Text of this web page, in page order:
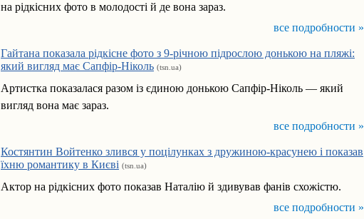
на рідкісних фото в молодості й де вона зараз.
все подробности »
Гайтана показала рідкісне фото з 9-річною підрослою донькою на пляжі:
який вигляд має Сапфір-Ніколь (tsn.ua)
Артистка показалася разом із єдиною донькою Сапфір-Ніколь — який
вигляд вона має зараз.
все подробности »
Костянтин Войтенко злився у поцілунках з дружиною-красунею і показав
їхню романтику в Києві (tsn.ua)
Актор на рідкісних фото показав Наталію й здивував фанів схожістю.
все подробности »